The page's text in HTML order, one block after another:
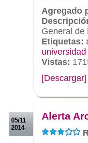
Agregado
General de
Etiquetas:
universidad
Vistas:
[Descargar]
05/11
2014
Alerta